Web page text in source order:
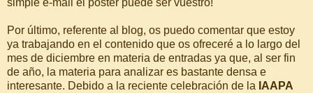
simple e-mail el póster puede ser vuestro!
Por último, referente al blog, os puedo comentar que estoy
ya trabajando en el contenido que os ofreceré a lo largo del
mes de diciembre en materia de entradas ya que, al ser fin
de año, la materia para analizar es bastante densa e
interesante. Debido a la reciente celebración de la IAAPA